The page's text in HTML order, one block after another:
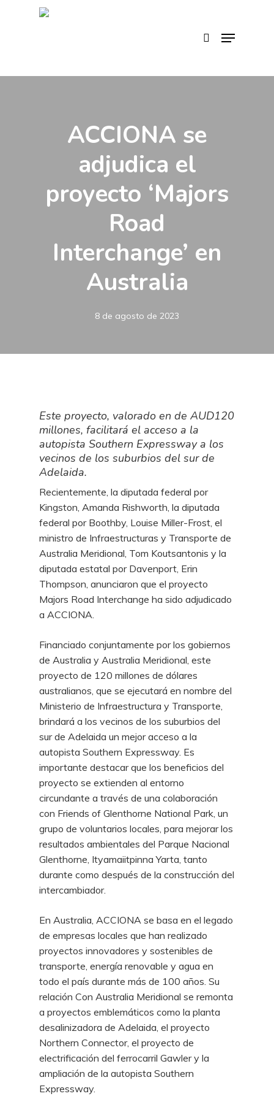
Menu
ACCIONA se
adjudica el
proyecto ‘Majors
Road
Interchange’ en
Australia
8 de agosto de 2023
Este proyecto, valorado en de AUD120
millones, facilitará el acceso a la
autopista Southern Expressway a los
vecinos de los suburbios del sur de
Adelaida.
Recientemente, la diputada federal por
Kingston, Amanda Rishworth, la diputada
federal por Boothby, Louise Miller-Frost, el
ministro de Infraestructuras y Transporte de
Australia Meridional, Tom Koutsantonis y la
diputada estatal por Davenport, Erin
Thompson, anunciaron que el proyecto
Majors Road Interchange ha sido adjudicado
a ACCIONA.
Financiado conjuntamente por los gobiernos
de Australia y Australia Meridional, este
proyecto de 120 millones de dólares
australianos, que se ejecutará en nombre del
Ministerio de Infraestructura y Transporte,
brindará a los vecinos de los suburbios del
sur de Adelaida un mejor acceso a la
autopista Southern Expressway. Es
importante destacar que los beneficios del
proyecto se extienden al entorno
circundante a través de una colaboración
con Friends of Glenthorne National Park, un
grupo de voluntarios locales, para mejorar los
resultados ambientales del Parque Nacional
Glenthorne, Ityamaiitpinna Yarta, tanto
durante como después de la construcción del
intercambiador.
En Australia, ACCIONA se basa en el legado
de empresas locales que han realizado
proyectos innovadores y sostenibles de
transporte, energía renovable y agua en
todo el país durante más de 100 años. Su
relación Con Australia Meridional se remonta
a proyectos emblemáticos como la planta
desalinizadora de Adelaida, el proyecto
Northern Connector, el proyecto de
electrificación del ferrocarril Gawler y la
ampliación de la autopista Southern
Expressway.